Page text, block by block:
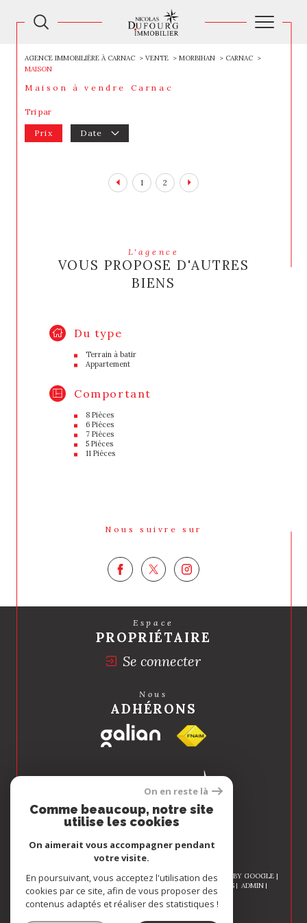
AGENCE IMMOBILIÈRE À CARNAC VENTE MORBIHAN
CARNAC
MAISON
Maison à vendre Carnac
Tri par
Prix Date
1 2
L'agence
VOUS PROPOSE D'AUTRES
BIENS
Du type
Terrain à batir
Appartement
Comportant
8 Pièces
6 Pièces
7 Pièces
5 Pièces
11 Pièces
Nous suivre sur
Espace
PROPRIÉTAIRE
Se connecter
Nous
ADHÉRONS
© 2026 | TOUS DROITS RÉSERVÉS | TRADUCTION POWERED BY GOOGLE |
NOS HONORAIRES
PLAN DU SITE MENTIONS LÉGALES
ADMIN
NOS LIENS
POLITIQUE RGPD COOKIES
On en reste là
Comme beaucoup, notre site
utilise les cookies
On aimerait vous accompagner pendant
votre visite.
En poursuivant, vous acceptez l'utilisation des
cookies par ce site, afin de vous proposer des
contenus adaptés et réaliser des statistiques !